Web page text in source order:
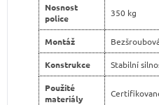
Nosnost
police
350 kg
Montáž
Konstrukce Stabilní
Použité
materiály